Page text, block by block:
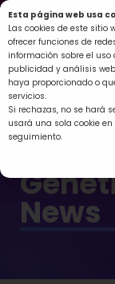
Esta página web usa
Las cookies de este sitio
ofrecer funciones de
información sobre el
publicidad y análisis
haya proporcionado o
servicios.
Si rechazas, no se hará
usará una sola cookie
seguimiento.
Ir
al
contenido
News